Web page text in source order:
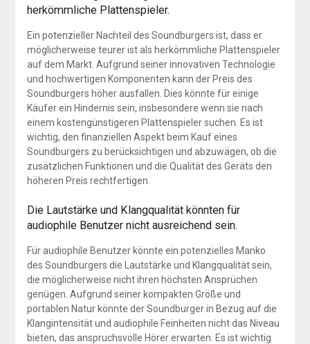
herkömmliche Plattenspieler.
Ein potenzieller Nachteil des Soundburgers ist, dass er
möglicherweise teurer ist als herkömmliche Plattenspieler
auf dem Markt. Aufgrund seiner innovativen Technologie
und hochwertigen Komponenten kann der Preis des
Soundburgers höher ausfallen. Dies könnte für einige
Käufer ein Hindernis sein, insbesondere wenn sie nach
einem kostengünstigeren Plattenspieler suchen. Es ist
wichtig, den finanziellen Aspekt beim Kauf eines
Soundburgers zu berücksichtigen und abzuwägen, ob die
zusätzlichen Funktionen und die Qualität des Geräts den
höheren Preis rechtfertigen.
Die Lautstärke und Klangqualität könnten für
audiophile Benutzer nicht ausreichend sein.
Für audiophile Benutzer könnte ein potenzielles Manko
des Soundburgers die Lautstärke und Klangqualität sein,
die möglicherweise nicht ihren höchsten Ansprüchen
genügen. Aufgrund seiner kompakten Größe und
portablen Natur könnte der Soundburger in Bezug auf die
Klangintensität und audiophile Feinheiten nicht das Niveau
bieten, das anspruchsvolle Hörer erwarten. Es ist wichtig